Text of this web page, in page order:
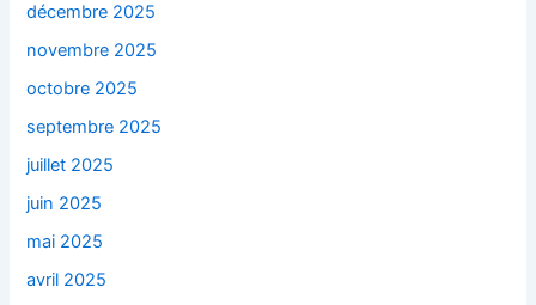
décembre 2025
novembre 2025
octobre 2025
septembre 2025
juillet 2025
juin 2025
mai 2025
avril 2025